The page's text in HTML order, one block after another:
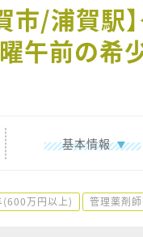
市/浦賀
午前の希
基本情報
(600万円以上) 管理薬剤師